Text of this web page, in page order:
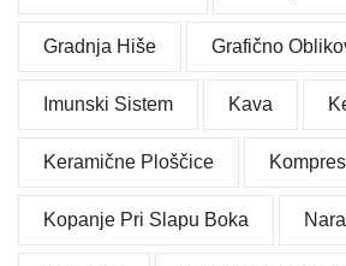
Gradnja Hiše Grafično
Imunski Sistem Kava
Keramične Ploščice
Kopanje Pri Slapu Boka